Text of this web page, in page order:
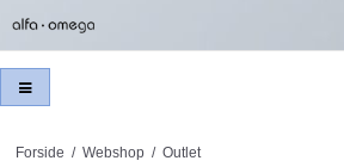
Forside / Webshop / Outlet